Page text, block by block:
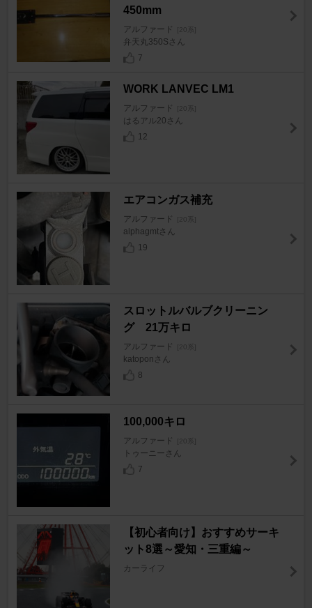
450mm
アルファード [20系]
弁天丸350Sさん
7
WORK LANVEC LM1
アルファード [20系]
はるアル20さん
12
エアコンガス補充
アルファード [20系]
alphagmtさん
19
スロットルバルブクリーニン
グ 21万キロ
アルファード [20系]
katoponさん
8
100,000キロ
アルファード [20系]
トゥーニーさん
7
【初心者向け】おすすめサーキ
ット8選～愛知・三重編～
カーライフ